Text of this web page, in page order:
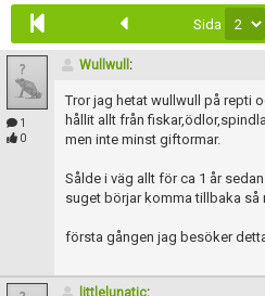
Sida
1
0
Wullwull :
Tror jag hetat wullwull på repti
hållit allt från
men inte minst giftormar.
Sålde i väg allt för ca 1 år
suget börjar komma tillbaka så
första gången jag besöker
littlelunatic:
Användarnamn:
Lösenord:
Terms of Service
Skapa